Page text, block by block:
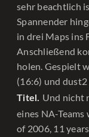
sehr beachtlich
Spannender
in drei Maps ins
Anschließend
holen. Gespielt
(16:6) und dust2
Titel. Und nicht
eines NA-Teams
of 2006, 11